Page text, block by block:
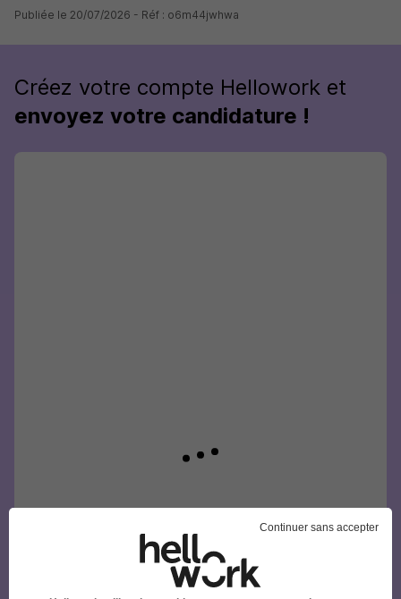
Publiée le 20/07/2026 - Réf : o6m44jwhwa
Créez votre compte Hellowork et
envoyez votre candidature !
Continuer sans accepter